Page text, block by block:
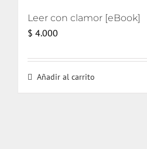
Leer con clamor [eBook]
$ 4.000
Añadir al carrito